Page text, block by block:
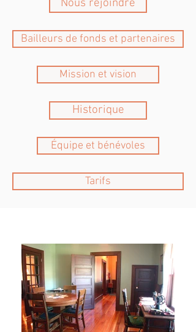
Nous rejoindre
Bailleurs de fonds et partenaires
Mission et vision
Historique
Équipe et bénévoles
Tarifs